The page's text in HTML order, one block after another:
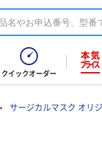
クイックオーダー
サージカルマスク オリ